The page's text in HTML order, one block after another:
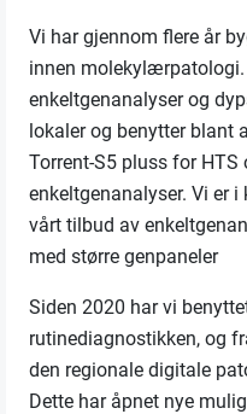
Vi har gjennom flere år
innen
enkeltgenanalyser og
lokaler og benytter blant
Torrent-S5 pluss for
enkeltgenanalyser. Vi er
vårt tilbud av
med større genpaneler
Siden 2020 har vi
rutinediagnostikken, og
den regionale digitale
Dette har åpnet nye